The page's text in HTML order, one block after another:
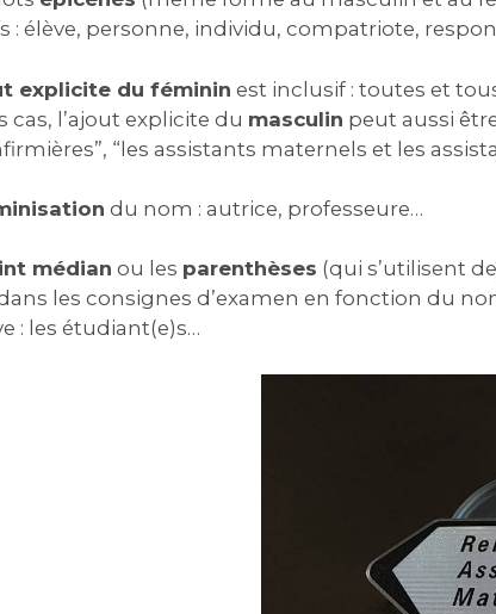
: élève, personne, individu, compatriote,
explicite du féminin est inclusif : toutes et
cas, l’ajout explicite du masculin peut aussi
“les assistants maternels et les
du nom : autrice, professeure…
médian ou les parenthèses (qui s’utilisent
les consignes d’examen en fonction du
: les étudiant(e)s…